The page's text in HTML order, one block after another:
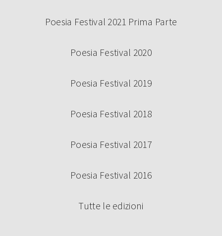
Poesia Festival 2021 Prima Parte
Poesia Festival 2020
Poesia Festival 2019
Poesia Festival 2018
Poesia Festival 2017
Poesia Festival 2016
Tutte le edizioni